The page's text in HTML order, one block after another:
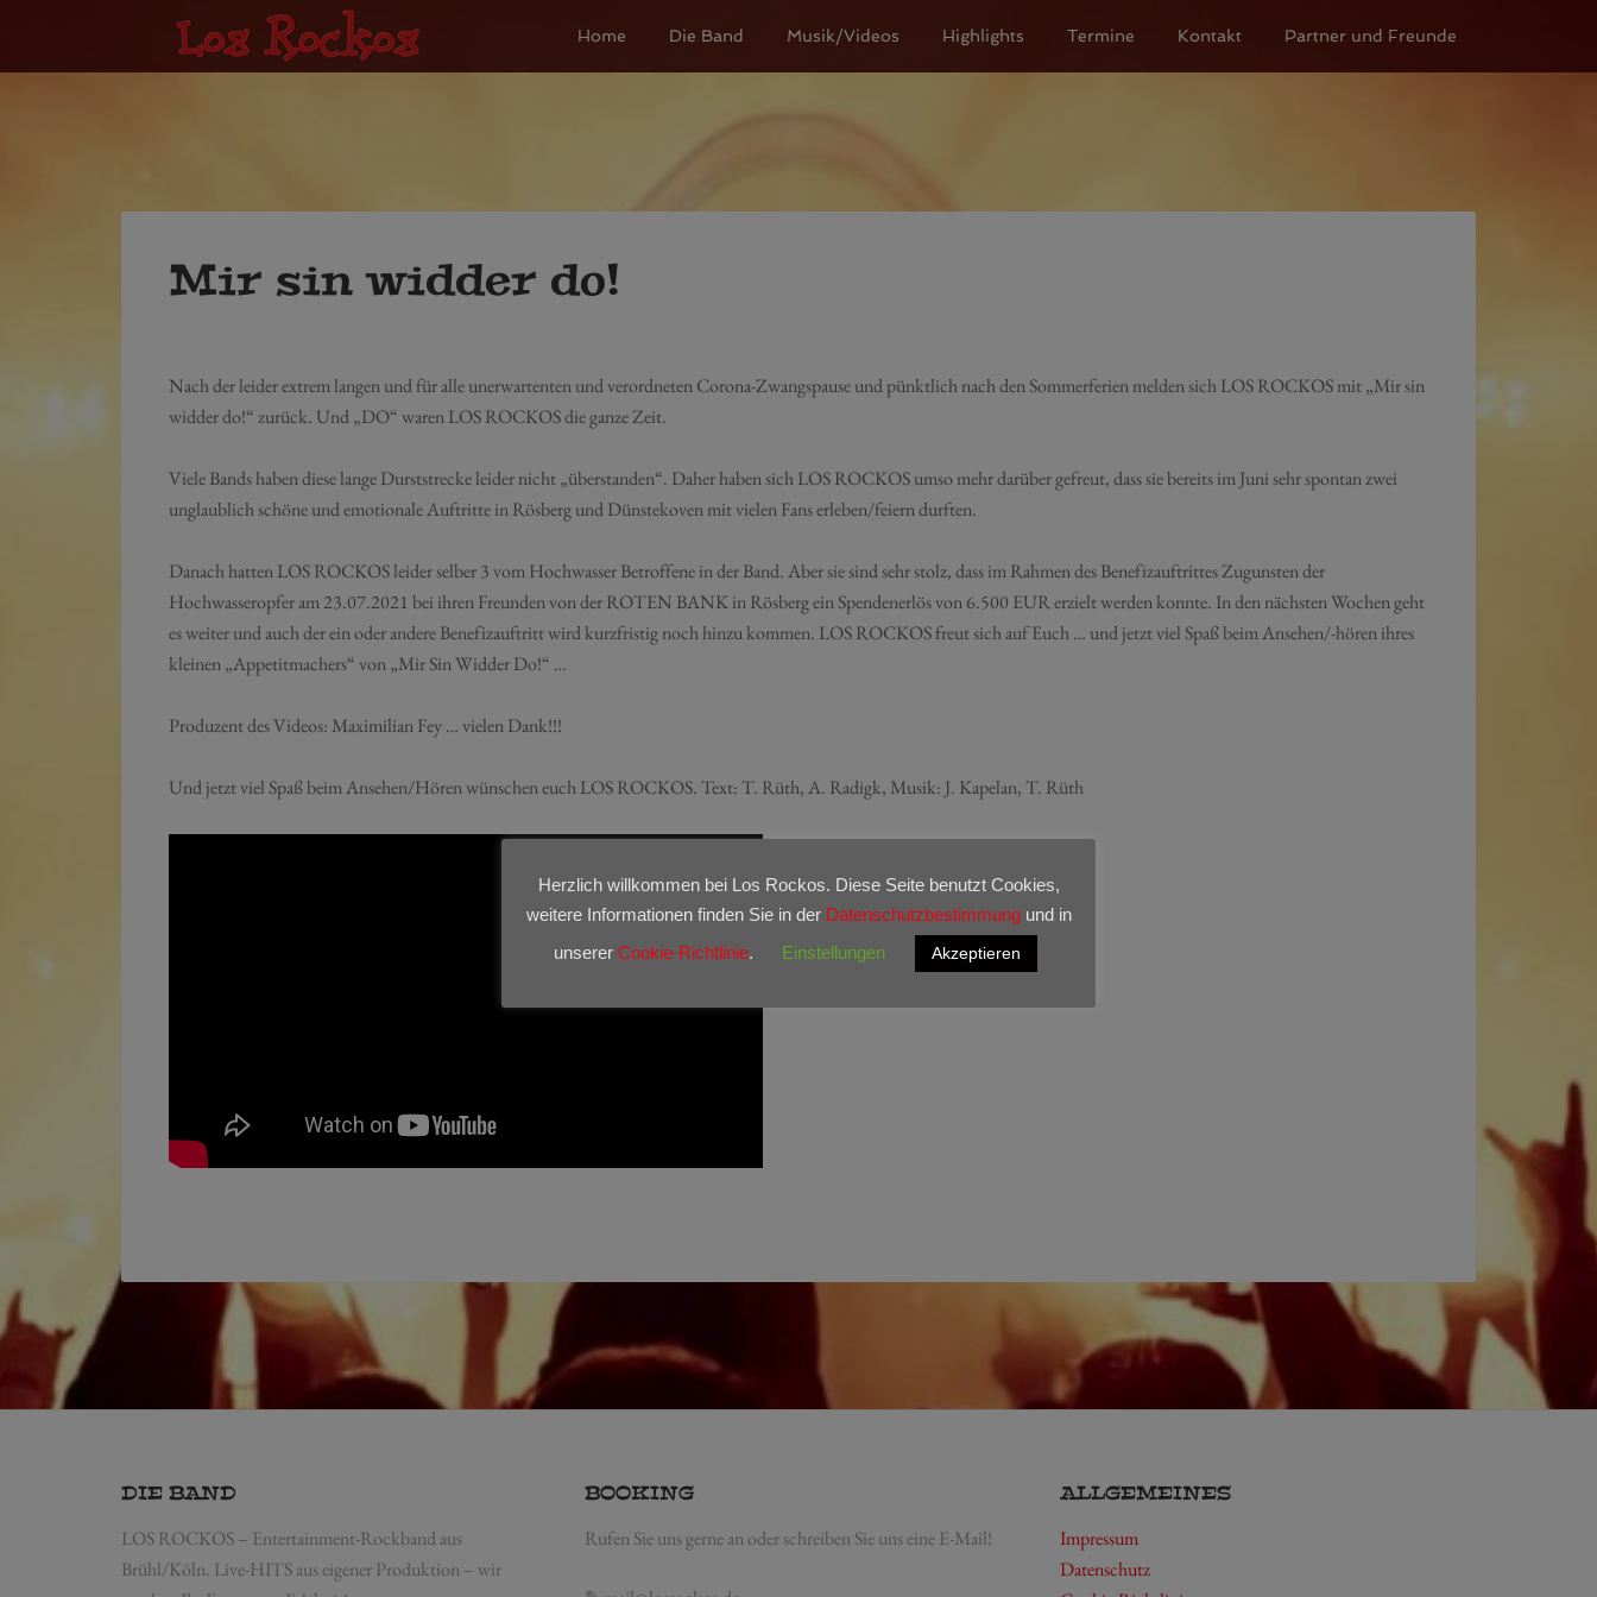
Home Die Band Musik/Videos Highlights Termine Kontakt Partner und Freunde
Mir sin widder do!
Nach der leider extrem langen und für alle unerwartenten und verordneten Corona-Zwangspause und pünktlich nach den Sommerferien melden sich LOS ROCKOS mit „Mir sin
widder do!“ zurück. Und „DO“ waren LOS ROCKOS die ganze Zeit.
Viele Bands haben diese lange Durststrecke leider nicht „überstanden“. Daher haben sich LOS ROCKOS umso mehr darüber gefreut, dass sie bereits im Juni sehr spontan zwei
unglaublich schöne und emotionale Auftritte in Rösberg und Dünstekoven mit vielen Fans erleben/feiern durften.
Danach hatten LOS ROCKOS leider selber 3 vom Hochwasser Betroffene in der Band. Aber sie sind sehr stolz, dass im Rahmen des Benefizauftrittes Zugunsten der
Hochwasseropfer am 23.07.2021 bei ihren Freunden von der ROTEN BANK in Rösberg ein Spendenerlös von 6.500 EUR erzielt werden konnte. In den nächsten Wochen geht
es weiter und auch der ein oder andere Benefizauftritt wird kurzfristig noch hinzu kommen. LOS ROCKOS freut sich auf Euch … und jetzt viel Spaß beim Ansehen/-hören ihres
kleinen „Appetitmachers“ von „Mir Sin Widder Do!“ …
Produzent des Videos: Maximilian Fey … vielen Dank!!!
Und jetzt viel Spaß beim Ansehen/Hören wünschen euch LOS ROCKOS. Text: T. Rüth, A. Radigk, Musik: J. Kapelan, T. Rüth
DIE BAND
LOS ROCKOS – Entertainment-Rockband aus
Brühl/Köln. Live-HITS aus eigener Produktion – wir
BOOKING
Rufen Sie uns gerne an oder schreiben Sie uns eine E-Mail!
ALLGEMEINES
Impressum
Datenschutz
Herzlich willkommen bei Los Rockos. Diese Seite benutzt Cookies,
weitere Informationen finden Sie in der Datenschutzbestimmungund in
unserer Cookie-Richtlinie. Einstellungen Akzeptieren